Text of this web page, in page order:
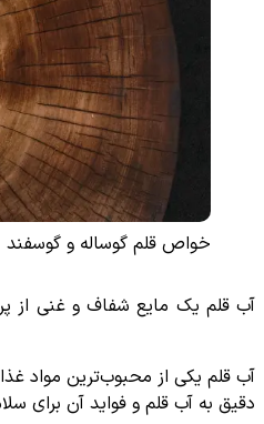
خواص قلم گوساله و گوسفند
آب قلم یک مایع شفاف و غنی از
آب قلم یکی از محبوب‌ترین مواد
دقیق به آب قلم و فواید آن برای